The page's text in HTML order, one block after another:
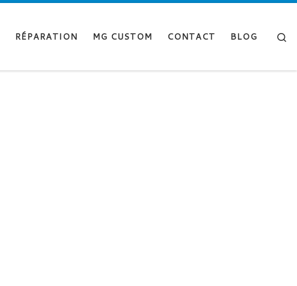
RÉPARATION MG CUSTOM CONTACT BLOG